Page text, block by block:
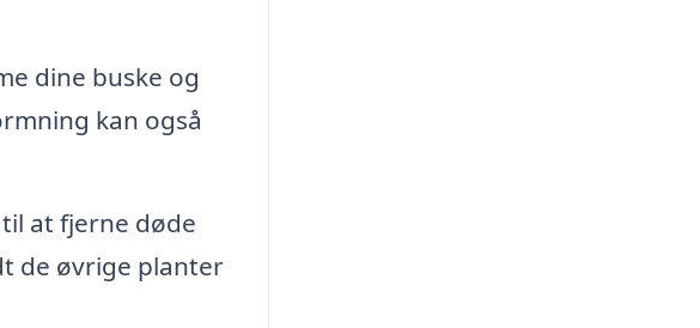
dine buske og
kan også
at fjerne døde
de øvrige planter